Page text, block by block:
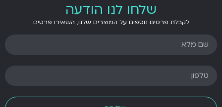
שלחו לנו הודעה
לקבלת פרטים נוספים על המוצרים שלנו, השאירו פרטים